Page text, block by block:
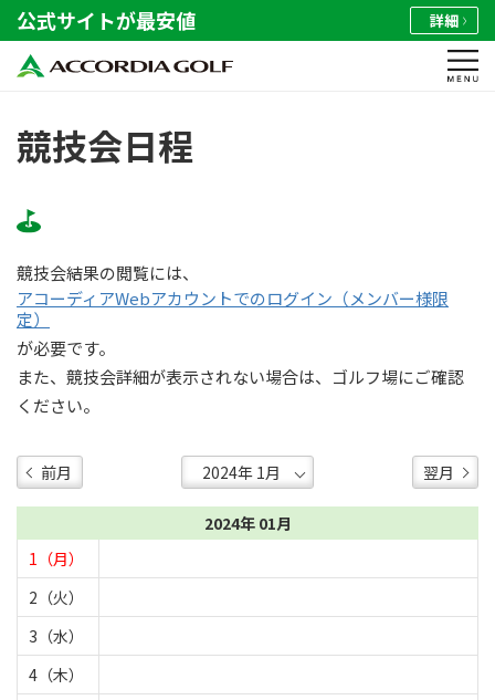
公式サイトが最安値 詳細
競技会日程
競技会結果の閲覧には、
アコーディアWebアカウントでのログイン（メンバー様限
定）
が必要です。
また、競技会詳細が表示されない場合は、ゴルフ場にご確認
ください。
前月 翌月
2024年 01月
1（月）
2（火）
3（水）
4（木）